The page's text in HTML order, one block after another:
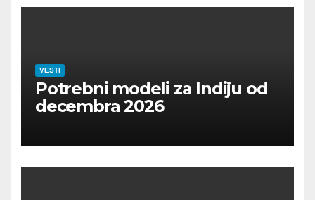
VESTI
Potrebni modeli za Indiju od
decembra 2026